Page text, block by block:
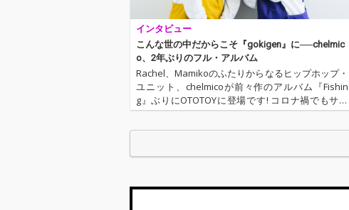
インタビュー
こんな世の中だからこそ『gokigen』に──chelmic
o、2年ぶりのフル・アルバム
Rachel、Mamikoのふたりからなるヒップホップ・
ユニット、chelmicoが前々作のアルバム『Fishin
g』ぶりにOTOTOYに登場です! コロナ禍でもサー
ド・アルバム『maze』、デジタルEP『COZY』と